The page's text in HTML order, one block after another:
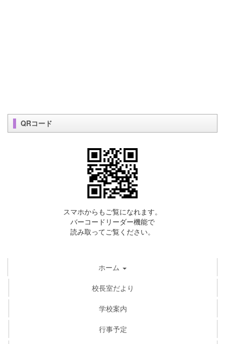
QRコード
スマホからもご覧になれます。
バーコードリーダー機能で
読み取ってご覧ください。
ホーム
校長室だより
学校案内
行事予定